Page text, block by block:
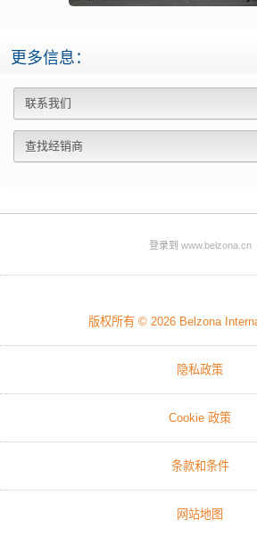
更多信息：
联系我们
查找经销商
登录到 www.belzona.cn
版权所有 © 2026 Belzona
隐私政策
Cookie 政策
条款和条件
网站地图